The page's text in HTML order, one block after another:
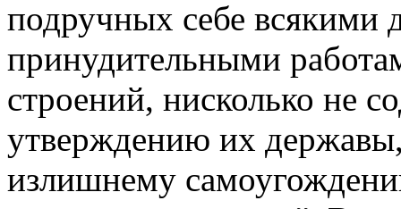
подручных себе
принудительными
строений, нисколько не
утверждению их
излишнему